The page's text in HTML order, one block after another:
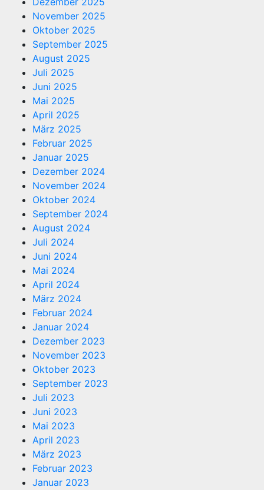
November 2025
Oktober 2025
September 2025
August 2025
Juli 2025
Juni 2025
Mai 2025
April 2025
März 2025
Februar 2025
Januar 2025
Dezember 2024
November 2024
Oktober 2024
September 2024
August 2024
Juli 2024
Juni 2024
Mai 2024
April 2024
März 2024
Februar 2024
Januar 2024
Dezember 2023
November 2023
Oktober 2023
September 2023
Juli 2023
Juni 2023
Mai 2023
April 2023
März 2023
Februar 2023
Januar 2023